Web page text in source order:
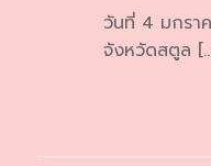
วันที่ 4 มกรา
จังหวัดสตูล